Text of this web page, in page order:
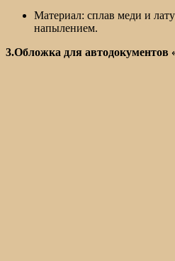
Материал: сплав меди и
напылением.
3.Обложка для автодокументов